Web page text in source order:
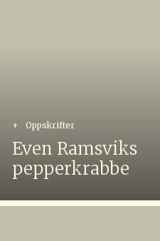
+ Oppskrifter
Even Ramsviks
pepperkrabbe